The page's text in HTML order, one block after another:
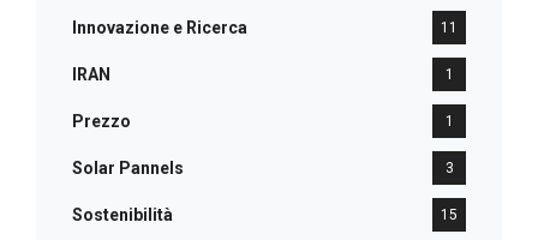
Innovazione e Ricerca 11
IRAN 1
Prezzo 1
Solar Pannels 3
Sostenibilità 15